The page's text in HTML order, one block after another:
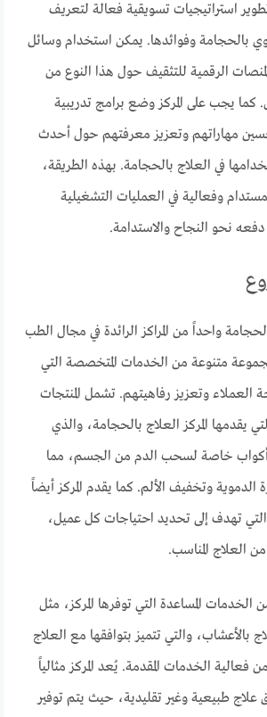
استراتيجيات تسويقية فعالة لتعريف
بالحجامة وفوائدها. يمكن استخدام وسائل
الرقمية للتثقيف حول هذا النوع من
كما يجب على المركز وضع برامج تدريبية
مهاراتهم وتعزيز معرفتهم حول أحدث
في العلاج بالحجامة. بهذه الطريقة،
وفعالية في العمليات التشغيلية
نحو النجاح والاستدامة.
واحداً من المراكز الرائدة في مجال الطب
متنوعة من الخدمات المتخصصة التي
وتعزيز رفاهيتهم. تشمل المنتجات
يقدمها المركز العلاج بالحجامة، والذي
خاصة لسحب الدم من الجسم، مما
الدموية وتخفيف الألم. كما يقدم المركز أيضاً
تهدف إلى تحديد احتياجات كل عميل،
العلاج المناسب.
المساعدة التي توفرها المركز، مثل
بالأعشاب، والتي تتميز بتوافقها مع العلاج
فعالية الخدمات المقدمة. يُعد المركز مثالياً
طبيعية وغير تقليدية، حيث يتم توفير